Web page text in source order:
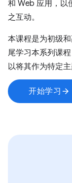
和 Web 应用，以
之互动。
本课程是为初级
尾学习本系列课
以将其作为特定主
开始学习 arrow_forward